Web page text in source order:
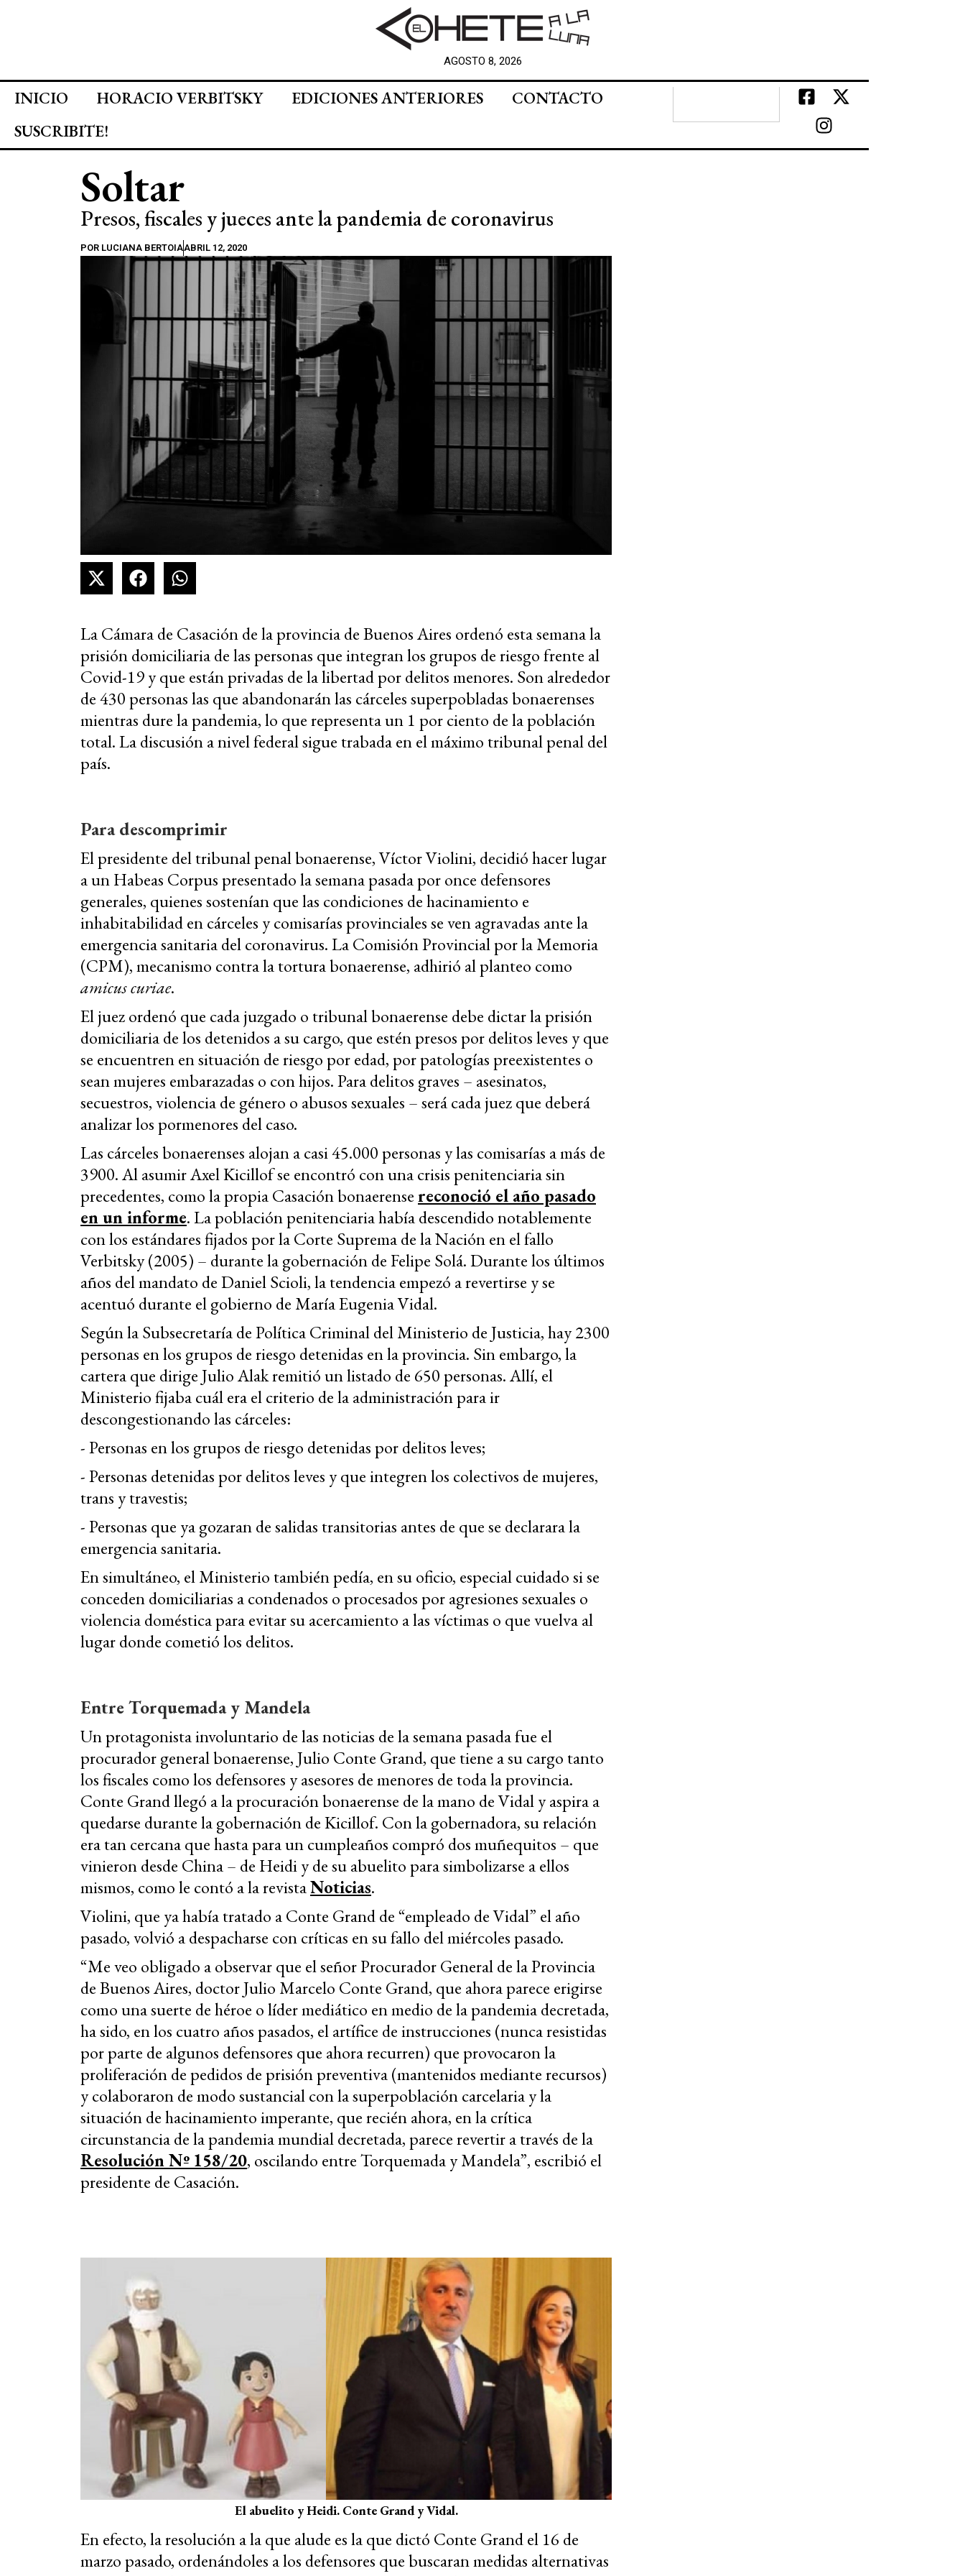
AGOSTO 8, 2026
INICIO HORACIO VERBITSKY EDICIONES ANTERIORES
CONTACTO
SUSCRIBITE!
Soltar
Presos, fiscales y jueces ante la pandemia de coronavirus
POR LUCIANA BERTOIAABRIL 12, 2020
La Cámara de Casación de la provincia de Buenos Aires ordenó esta semana la
prisión domiciliaria de las personas que integran los grupos de riesgo frente al
Covid-19 y que están privadas de la libertad por delitos menores. Son alrededor
de 430 personas las que abandonarán las cárceles superpobladas bonaerenses
mientras dure la pandemia, lo que representa un 1 por ciento de la población
total. La discusión a nivel federal sigue trabada en el máximo tribunal penal del
país.
Para descomprimir
El presidente del tribunal penal bonaerense, Víctor Violini, decidió hacer lugar
a un Habeas Corpus presentado la semana pasada por once defensores
generales, quienes sostenían que las condiciones de hacinamiento e
inhabitabilidad en cárceles y comisarías provinciales se ven agravadas ante la
emergencia sanitaria del coronavirus. La Comisión Provincial por la Memoria
(CPM), mecanismo contra la tortura bonaerense, adhirió al planteo como
amicus curiae.
El juez ordenó que cada juzgado o tribunal bonaerense debe dictar la prisión
domiciliaria de los detenidos a su cargo, que estén presos por delitos leves y que
se encuentren en situación de riesgo por edad, por patologías preexistentes o
sean mujeres embarazadas o con hijos. Para delitos graves – asesinatos,
secuestros, violencia de género o abusos sexuales – será cada juez que deberá
analizar los pormenores del caso.
Las cárceles bonaerenses alojan a casi 45.000 personas y las comisarías a más de
3900. Al asumir Axel Kicillof se encontró con una crisis penitenciaria sin
precedentes, como la propia Casación bonaerensereconoció el año pasado
en un informe. La población penitenciaria había descendido notablemente
con los estándares fijados por la Corte Suprema de la Nación en el fallo
Verbitsky (2005) – durante la gobernación de Felipe Solá. Durante los últimos
años del mandato de Daniel Scioli, la tendencia empezó a revertirse y se
acentuó durante el gobierno de María Eugenia Vidal.
Según la Subsecretaría de Política Criminal del Ministerio de Justicia, hay 2300
personas en los grupos de riesgo detenidas en la provincia. Sin embargo, la
cartera que dirige Julio Alak remitió un listado de 650 personas. Allí, el
Ministerio fijaba cuál era el criterio de la administración para ir
descongestionando las cárceles:
- Personas en los grupos de riesgo detenidas por delitos leves;
- Personas detenidas por delitos leves y que integren los colectivos de mujeres,
trans y travestis;
- Personas que ya gozaran de salidas transitorias antes de que se declarara la
emergencia sanitaria.
En simultáneo, el Ministerio también pedía, en su oficio, especial cuidado si se
conceden domiciliarias a condenados o procesados por agresiones sexuales o
violencia doméstica para evitar su acercamiento a las víctimas o que vuelva al
lugar donde cometió los delitos.
Entre Torquemada y Mandela
Un protagonista involuntario de las noticias de la semana pasada fue el
procurador general bonaerense, Julio Conte Grand, que tiene a su cargo tanto
los fiscales como los defensores y asesores de menores de toda la provincia.
Conte Grand llegó a la procuración bonaerense de la mano de Vidal y aspira a
quedarse durante la gobernación de Kicillof. Con la gobernadora, su relación
era tan cercana que hasta para un cumpleaños compró dos muñequitos – que
vinieron desde China – de Heidi y de su abuelito para simbolizarse a ellos
mismos, como le contó a la revistaNoticias.
Violini, que ya había tratado a Conte Grand de “empleado de Vidal” el año
pasado, volvió a despacharse con críticas en su fallo del miércoles pasado.
“Me veo obligado a observar que el señor Procurador General de la Provincia
de Buenos Aires, doctor Julio Marcelo Conte Grand, que ahora parece erigirse
como una suerte de héroe o líder mediático en medio de la pandemia decretada,
ha sido, en los cuatro años pasados, el artífice de instrucciones (nunca resistidas
por parte de algunos defensores que ahora recurren) que provocaron la
proliferación de pedidos de prisión preventiva (mantenidos mediante recursos)
y colaboraron de modo sustancial con la superpoblación carcelaria y la
situación de hacinamiento imperante, que recién ahora, en la crítica
circunstancia de la pandemia mundial decretada, parece revertir a través de la
Resolución Nº 158/20, oscilando entre Torquemada y Mandela”, escribió el
presidente de Casación.
El abuelito y Heidi. Conte Grand y Vidal.
En efecto, la resolución a la que alude es la que dictó Conte Grand el 16 de
marzo pasado, ordenándoles a los defensores que buscaran medidas alternativas